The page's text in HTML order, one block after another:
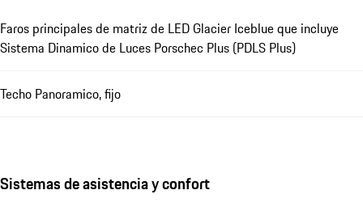
Faros principales de matriz de LED Glacier Iceblue que incluye
Sistema Dinamico de Luces Porschec Plus (PDLS Plus)
Techo Panoramico, fijo
Sistemas de asistencia y confort